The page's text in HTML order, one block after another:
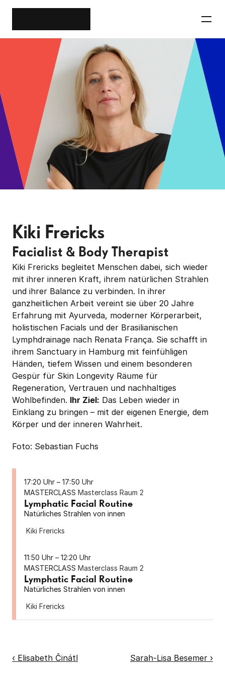
Kiki Frericks
Facialist & Body Therapist
Kiki Frericks begleitet Menschen dabei, sich wieder
mit ihrer inneren Kraft, ihrem natürlichen Strahlen
und ihrer Balance zu verbinden. In ihrer
ganzheitlichen Arbeit vereint sie über 20 Jahre
Erfahrung mit Ayurveda, moderner Körperarbeit,
holistischen Facials und der Brasilianischen
Lymphdrainage nach Renata França. Sie schafft in
ihrem Sanctuary in Hamburg mit feinfühligen
Händen, tiefem Wissen und einem besonderen
Gespür für Skin Longevity Räume für
Regeneration, Vertrauen und nachhaltiges
Wohlbefinden. Ihr Ziel: Das Leben wieder in
Einklang zu bringen – mit der eigenen Energie, dem
Körper und der inneren Wahrheit.
Foto: Sebastian Fuchs
17:20 Uhr – 17:50 Uhr
MASTERCLASS Masterclass Raum 2
Lymphatic Facial Routine
Natürliches Strahlen von innen
Kiki Frericks
11:50 Uhr – 12:20 Uhr
MASTERCLASS Masterclass Raum 2
Lymphatic Facial Routine
Natürliches Strahlen von innen
Kiki Frericks
‹ Elisabeth Činátl Sarah-Lisa Besemer ›